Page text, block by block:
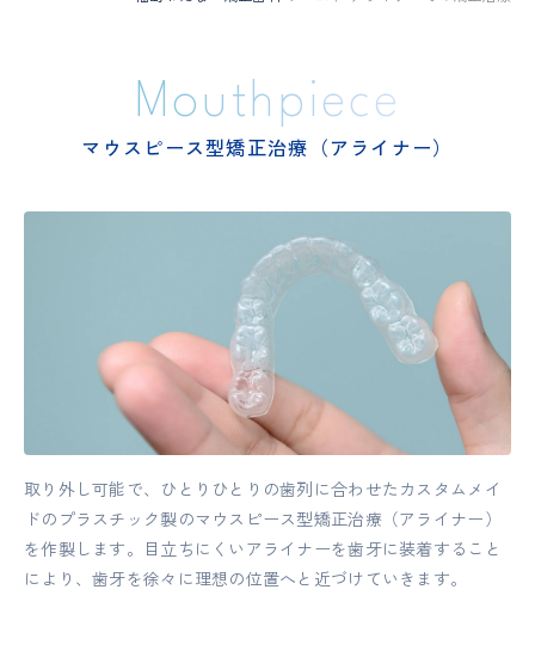
Mouthpiece
マウスピース型矯正治療（アライナー）
取り外し可能で、ひとりひとりの歯列に合わせたカスタムメイ
ドのプラスチック製のマウスピース型矯正治療（アライナー）
を作製します。目立ちにくいアライナーを歯牙に装着すること
により、歯牙を徐々に理想の位置へと近づけていきます。